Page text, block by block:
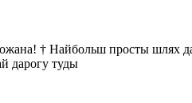
† Найбольш просты шлях да
дарогу туды